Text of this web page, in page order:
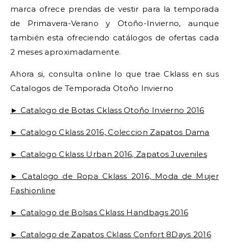
marca ofrece prendas de vestir para la temporada
de Primavera-Verano y Otoño-Invierno, aunque
también esta ofreciendo catálogos de ofertas cada
2 meses aproximadamente.
Ahora si, consulta online lo que trae Cklass en sus
Catalogos de Temporada Otoño Invierno
► Catalogo de Botas Cklass Otoño Invierno 2016
► Catalogo Cklass 2016, Coleccion Zapatos Dama
► Catalogo Cklass Urban 2016, Zapatos Juveniles
► Catalogo de Ropa Cklass 2016, Moda de Mujer
Fashionline
► Catalogo de Bolsas Cklass Handbags 2016
► Catalogo de Zapatos Cklass Confort 8Days 2016